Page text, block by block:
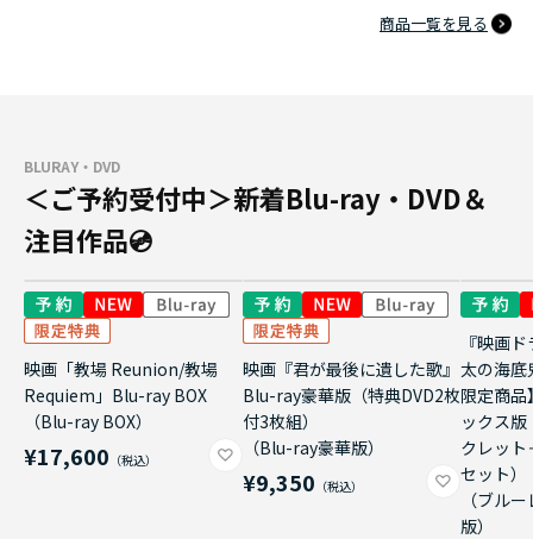
商品一覧を見る
BLURAY・DVD
＜ご予約受付中＞新着Blu-ray・DVD＆
注目作品💿
映画「教場 Reunion/教場
Requiem」Blu-ray BOX
（Blu-ray BOX）
¥17,600
映画『君が最後に遺した歌』
Blu-ray豪華版（特典DVD2枚
付3枚組）
（Blu-ray豪華版）
¥9,350
『映画
太の海底
限定商品
ックス
クレッ
セット）
（ブル
版）